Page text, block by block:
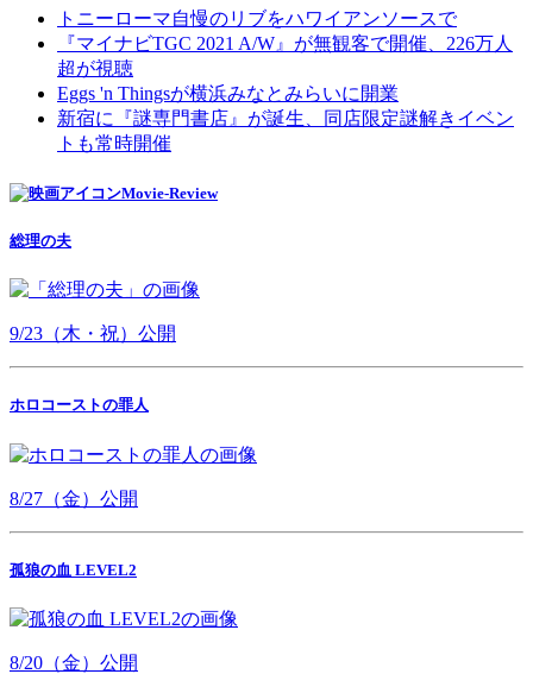
トニーローマ自慢のリブをハワイアンソースで
『マイナビTGC 2021 A/W』が無観客で開催、226万人
超が視聴
Eggs 'n Thingsが横浜みなとみらいに開業
新宿に『謎専門書店』が誕生、同店限定謎解きイベン
トも常時開催
Movie-Review
総理の夫
9/23（木・祝）公開
ホロコーストの罪人
8/27（金）公開
孤狼の血 LEVEL2
8/20（金）公開